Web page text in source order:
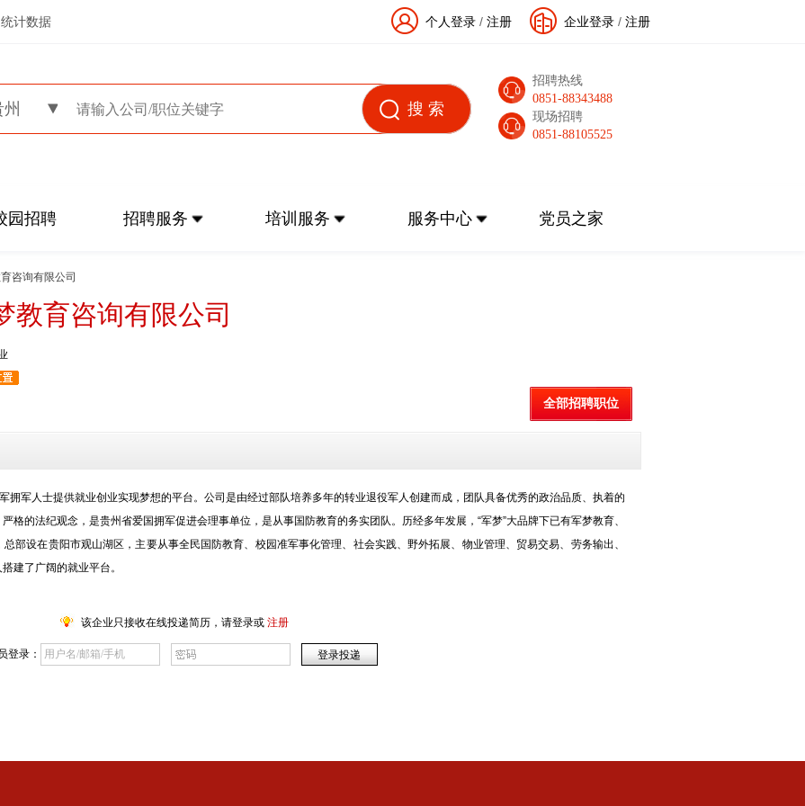
统计数据 企业登录 / 注册
个人登录 / 注册
招聘热线
0851-88343488
现场招聘
0851-88105525
园招聘 招聘服务 培训服务 服务中心 党员之家
咨询有限公司
教育咨询有限公司
全部招聘职位
拥军人士提供就业创业实现梦想的平台。公司是由经过部队培养多年的转业退役军人创建而成，团队具备优秀的政治品质、执着的
格的法纪观念，是贵州省爱国拥军促进会理事单位，是从事国防教育的务实团队。历经多年发展，“军梦”大品牌下已有军梦教育、
部设在贵阳市观山湖区，主要从事全民国防教育、校园准军事化管理、社会实践、野外拓展、物业管理、贸易交易、劳务输出、
建了广阔的就业平台。
该企业只接收在线投递简历，请登录或 注册
登录：